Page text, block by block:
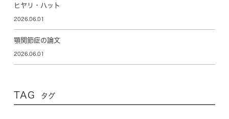
ヒヤリ・ハット
2026.06.01
顎関節症の論文
2026.06.01
TAG タグ